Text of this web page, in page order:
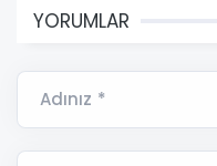
YORUMLAR
Adınız *